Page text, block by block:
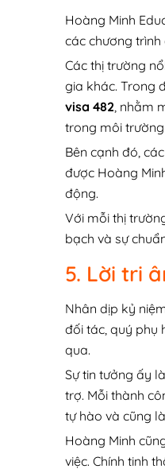
Hoàng Minh
các chương
Các thị trường
gia khác. Trong
visa 482, nhằm
trong môi
Bên cạnh đó,
được Hoàng
động.
Với mỗi thị
bạch và sự
5. Lời tri
Nhân dịp kỷ
đối tác, quý phụ
qua.
Sự tin tưởng ấy
trợ. Mỗi thành
tự hào và cũng
Hoàng Minh
việc. Chính tinh